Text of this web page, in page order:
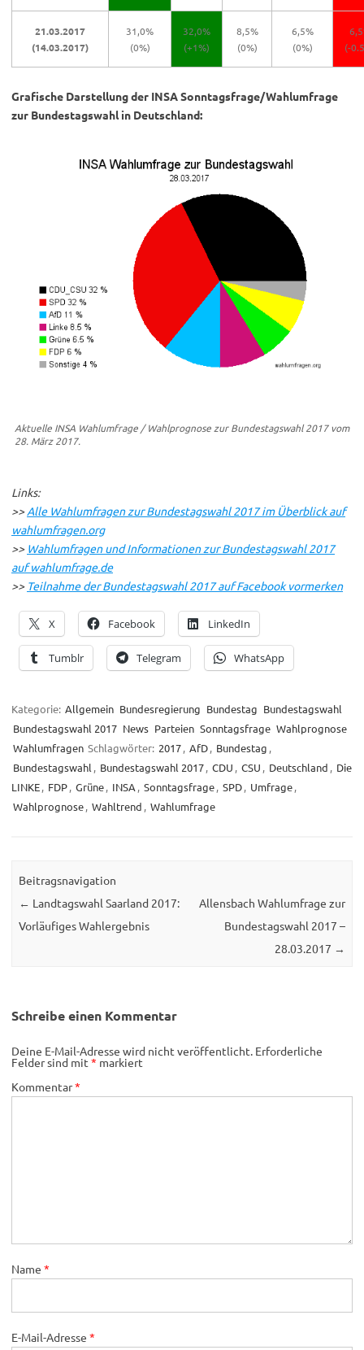
21.03.2017
(14.03.2017)
31,0%
(0%)
32,0%
(+1%)
8,5%
(0%)
6,5%
(0%)
(-
Grafische Darstellung der INSA Sonntagsfrage/Wahlumfrage
zur Bundestagswahl in Deutschland:
Aktuelle INSA Wahlumfrage / Wahlprognose zur Bundestagswahl 2017 vom
28. März 2017.
Links:
>>Alle Wahlumfragen zur Bundestagswahl 2017 im Überblick auf
wahlumfragen.org
>> Wahlumfragen und Informationen zur Bundestagswahl 2017
auf wahlumfrage.de
>> Teilnahme der Bundestagswahl 2017 auf Facebook vormerken
X Facebook LinkedIn
Tumblr Telegram WhatsApp
Kategorie: Allgemein Bundesregierung Bundestag Bundestagswahl
Bundestagswahl 2017 News Parteien Sonntagsfrage Wahlprognose
Wahlumfragen Schlagwörter: 2017, AfD, Bundestag ,
Bundestagswahl, Bundestagswahl 2017, CDU , CSU , Deutschland , Die
LINKE, FDP, Grüne, INSA, Sonntagsfrage, SPD, Umfrage,
Wahlprognose, Wahltrend , Wahlumfrage
Beitragsnavigation
← Landtagswahl Saarland 2017:
Vorläufiges Wahlergebnis
Allensbach Wahlumfrage zur
Bundestagswahl 2017 –
28.03.2017 →
Schreibe einen Kommentar
Deine E-Mail-Adresse wird nicht veröffentlicht. Erforderliche
Felder sind mit * markiert
Kommentar*
Name *
E-Mail-Adresse *